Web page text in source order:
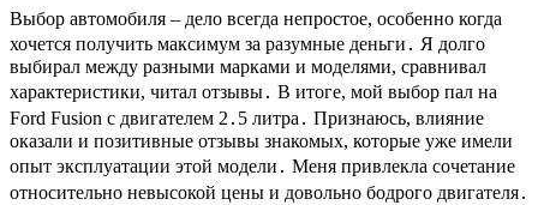
Выбор автомобиля – дело всегда непростое, особенно когда
хочется получить максимум за разумные деньги․ Я долго
выбирал между разными марками и моделями, сравнивал
характеристики, читал отзывы․ В итоге, мой выбор пал на
Ford Fusion с двигателем 2․5 литра․ Признаюсь, влияние
оказали и позитивные отзывы знакомых, которые уже имели
опыт эксплуатации этой модели․ Меня привлекла сочетание
относительно невысокой цены и довольно бодрого двигателя․